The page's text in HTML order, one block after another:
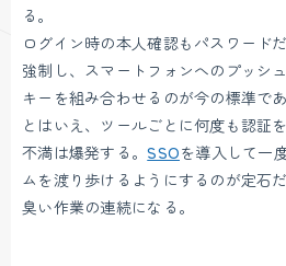
る。
ログイン時の本人確認もパスワード
強制し、スマートフォンへのプッシ
キーを組み合わせるのが今の標準であ
とはいえ、ツールごとに何度も認証
不満は爆発する。SSOを導入して一
ムを渡り歩けるようにするのが定石
臭い作業の連続になる。